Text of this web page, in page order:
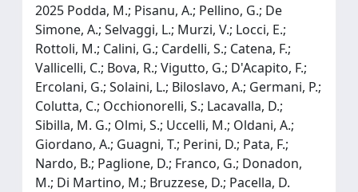
2025 Podda, M.; Pisanu, A.; Pellino, G.; De
Simone, A.; Selvaggi, L.; Murzi, V.; Locci, E.;
Rottoli, M.; Calini, G.; Cardelli, S.; Catena, F.;
Vallicelli, C.; Bova, R.; Vigutto, G.; D'Acapito, F.;
Ercolani, G.; Solaini, L.; Biloslavo, A.; Germani, P.;
Colutta, C.; Occhionorelli, S.; Lacavalla, D.;
Sibilla, M. G.; Olmi, S.; Uccelli, M.; Oldani, A.;
Giordano, A.; Guagni, T.; Perini, D.; Pata, F.;
Nardo, B.; Paglione, D.; Franco, G.; Donadon,
M.; Di Martino, M.; Bruzzese, D.; Pacella, D.